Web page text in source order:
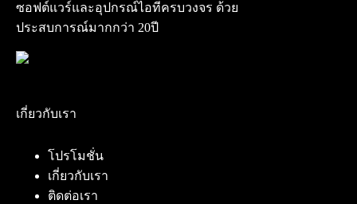
ซอฟต์แวร์และอุปกรณ์ไอทีครบวงจร ด้วย
ประสบการณ์มากกว่า 20ปี
เกี่ยวกับเรา
โปรโมชั่น
เกี่ยวกับเรา
ติดต่อเรา